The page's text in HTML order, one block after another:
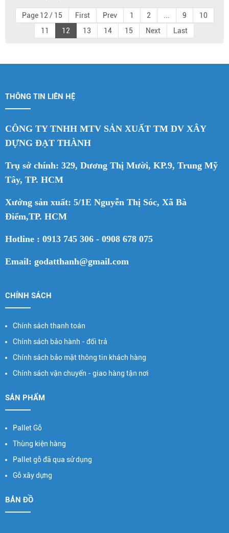
Page 12 / 15 First Prev 1 2 9
10
11
12 13 14 15 Next Last
THÔNG TIN LIÊN HỆ
CÔNG TY TNHH MTV SẢN XUẤT TM DV XÂY
DỰNG ĐẠT THÀNH
Trụ sở chính: 329, Dương Thị Mười, KP.9, Trung Mỹ
Tây, TP. HCM
Xưởng sản xuất: 5/1E Nguyễn Thị Sóc, Xã Bà
Điểm,TP. HCM
Hotline : 0913 745 306 - 0908 678 075
Email: godatthanh@gmail.com
CHÍNH SÁCH
Chính sách thanh toán
Chính sách bảo hành - đổi trả
Chính sách bảo mật thông tin khách hàng
Chính sách vận chuyển - giao hàng tận nơi
SẢN PHẨM
Pallet Gỗ
Thùng kiện hàng
Pallet gỗ đã qua sử dụng
Gỗ xây dựng
BẢN ĐỒ